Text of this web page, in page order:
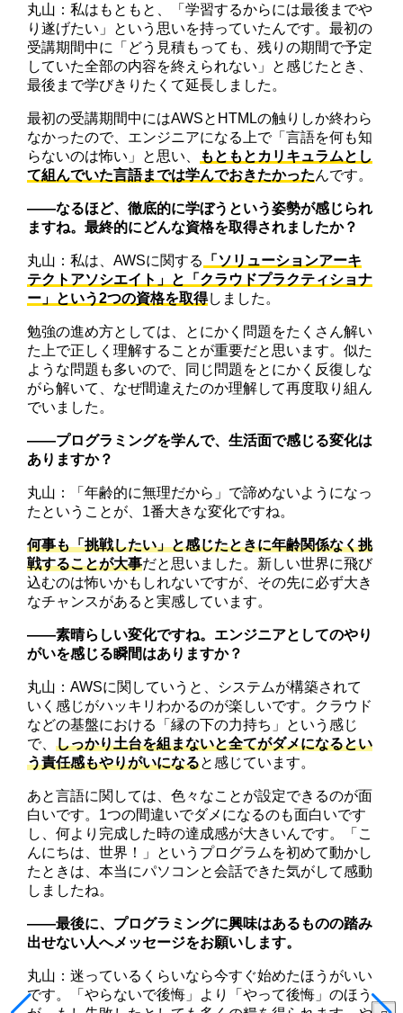
丸山：私はもともと、「学習するからには最後までや
り遂げたい」という思いを持っていたんです。最初の
受講期間中に「どう見積もっても、残りの期間で予定
していた全部の内容を終えられない」と感じたとき、
最後まで学びきりたくて延長しました。
最初の受講期間中にはAWSとHTMLの触りしか終わら
なかったので、エンジニアになる上で「言語を何も知
らないのは怖い」と思い、
もともとカリキュラムとし
て組んでいた言語までは学んでおきたかったんです。
――なるほど、徹底的に学ぼうという姿勢が感じられ
ますね。最終的にどんな資格を取得されましたか？
丸山：私は、AWSに関する
「ソリューションアーキ
テクトアソシエイト」と「クラウドプラクティショナ
ー」という2つの資格を取得しました。
勉強の進め方としては、とにかく問題をたくさん解い
た上で正しく理解することが重要だと思います。似た
ような問題も多いので、同じ問題をとにかく反復しな
がら解いて、なぜ間違えたのか理解して再度取り組ん
でいました。
――プログラミングを学んで、生活面で感じる変化は
ありますか？
丸山：「年齢的に無理だから」で諦めないようになっ
たということが、1番大きな変化ですね。
何事も「挑戦したい」と感じたときに年齢関係なく挑
戦することが大事だと思いました。新しい世界に飛び
込むのは怖いかもしれないですが、その先に必ず大き
なチャンスがあると実感しています。
――素晴らしい変化ですね。エンジニアとしてのやり
がいを感じる瞬間はありますか？
丸山：AWSに関していうと、システムが構築されて
いく感じがハッキリわかるのが楽しいです。クラウド
などの基盤における「縁の下の力持ち」という感じ
で、しっかり土台を組まないと全てがダメになるとい
う責任感もやりがいになると感じています。
あと言語に関しては、色々なことが設定できるのが面
白いです。1つの間違いでダメになるのも面白いです
し、何より完成した時の達成感が大きいんです。「こ
んにちは、世界！」というプログラムを初めて動かし
たときは、本当にパソコンと会話できた気がして感動
しましたね。
――最後に、プログラミングに興味はあるものの踏み
出せない人へメッセージをお願いします。
丸山：迷っているくらいなら今すぐ始めたほうがいい
です。「やらないで後悔」より「やって後悔」のほう